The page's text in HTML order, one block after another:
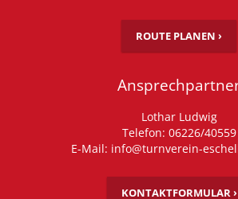
ROUTE PLANEN ›
Lothar Ludwig
Telefon: 06226/40559
E-Mail: info@turnverein-
KONTAKTFORMULAR ›